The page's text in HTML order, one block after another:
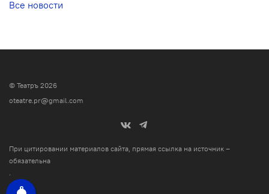
Все новости
© Театръ 2026
oteatre.pr@gmail.com
При цитировании материалов сайта, прямая ссылка на источник –
обязательна
.